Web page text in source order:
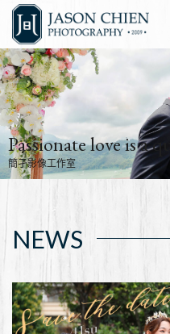
Passionate love is a
簡孑影像工作室
NEWS